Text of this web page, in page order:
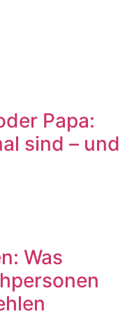
Papa:
sind – und
Was